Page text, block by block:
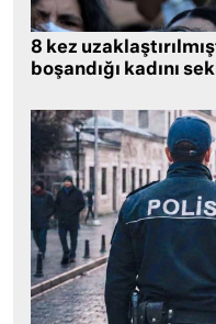
8 kez
boşandığı kadını